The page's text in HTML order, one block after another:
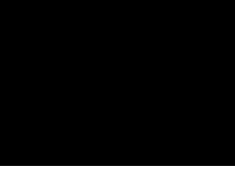
нерабочего